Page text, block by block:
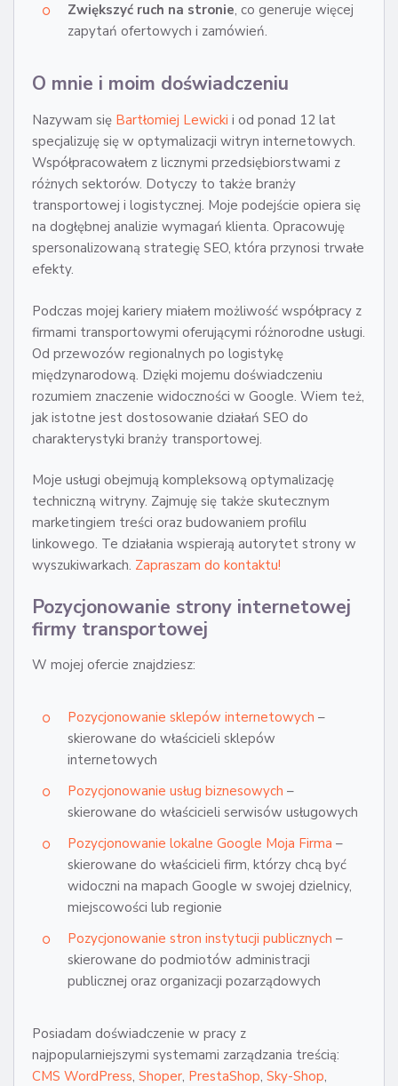
Zwiększyć ruch na stronie, co generuje więcej
zapytań ofertowych i zamówień.
O mnie i moim doświadczeniu
Nazywam się Bartłomiej Lewicki i od ponad 12 lat
specjalizuję się w optymalizacji witryn internetowych.
Współpracowałem z licznymi przedsiębiorstwami z
różnych sektorów. Dotyczy to także branży
transportowej i logistycznej. Moje podejście opiera się
na dogłębnej analizie wymagań klienta. Opracowuję
spersonalizowaną strategię SEO, która przynosi trwałe
efekty.
Podczas mojej kariery miałem możliwość współpracy z
firmami transportowymi oferującymi różnorodne usługi.
Od przewozów regionalnych po logistykę
międzynarodową. Dzięki mojemu doświadczeniu
rozumiem znaczenie widoczności w Google. Wiem też,
jak istotne jest dostosowanie działań SEO do
charakterystyki branży transportowej.
Moje usługi obejmują kompleksową optymalizację
techniczną witryny. Zajmuję się także skutecznym
marketingiem treści oraz budowaniem profilu
linkowego. Te działania wspierają autorytet strony w
wyszukiwarkach. Zapraszam do kontaktu!
Pozycjonowanie strony internetowej
firmy transportowej
W mojej ofercie znajdziesz:
Pozycjonowanie sklepów internetowych –
skierowane do właścicieli sklepów
internetowych
Pozycjonowanie usług biznesowych –
skierowane do właścicieli serwisów usługowych
Pozycjonowanie lokalne Google Moja Firma –
skierowane do właścicieli firm, którzy chcą być
widoczni na mapach Google w swojej dzielnicy,
miejscowości lub regionie
Pozycjonowanie stron instytucji publicznych –
skierowane do podmiotów administracji
publicznej oraz organizacji pozarządowych
Posiadam doświadczenie w pracy z
najpopularniejszymi systemami zarządzania treścią:
CMS WordPress, Shoper, PrestaShop, Sky-Shop,